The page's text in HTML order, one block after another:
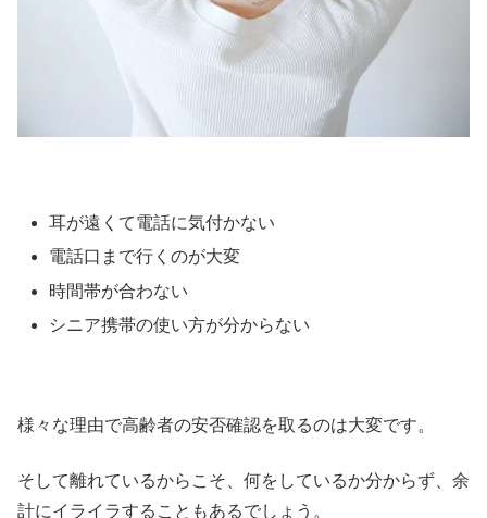
耳が遠くて電話に気付かない
電話口まで行くのが大変
時間帯が合わない
シニア携帯の使い方が分からない
様々な理由で高齢者の安否確認を取るのは大変です。
そして離れているからこそ、何をしているか分からず、余
計にイライラすることもあるでしょう。